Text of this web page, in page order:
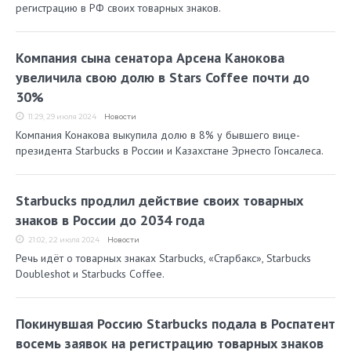
регистрацию в РФ своих товарных знаков.
Компания сына сенатора Арсена Канокова
увеличила свою долю в Stars Coffee почти до
30%
11:29, 29 июля 2024 Новости
Компания Конакова выкупила долю в 8% у бывшего вице-
президента Starbucks в России и Казахстане Эрнесто Гонсалеса.
Starbucks продлил действие своих товарных
знаков в России до 2034 года
21:02, 22 июля 2024 Новости
Речь идёт о товарных знаках Starbucks, «Старбакс», Starbucks
Doubleshot и Starbucks Coffee.
Покинувшая Россию Starbucks подала в Роспатент
восемь заявок на регистрацию товарных знаков